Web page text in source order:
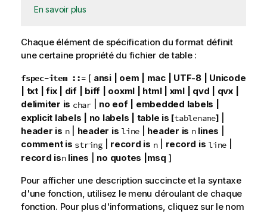
En savoir plus
Chaque élément de spécification du format définit
une certaine propriété du fichier de table :
fspec-item ::=[ ansi | oem | mac | UTF-8 | Unicode
| txt | fix | dif | biff | ooxml | html | xml | qvd | qvx |
delimiter is char| no eof | embedded labels |
explicit labels | no labels | table is [tablename]
header is n| header is line header is n lines
comment is string| record is n| record is line
record isn lines no quotes |msq ]
Pour afficher une description succincte et la syntaxe
d'une fonction, utilisez le menu déroulant de chaque
fonction. Pour plus d'informations, cliquez sur le nom